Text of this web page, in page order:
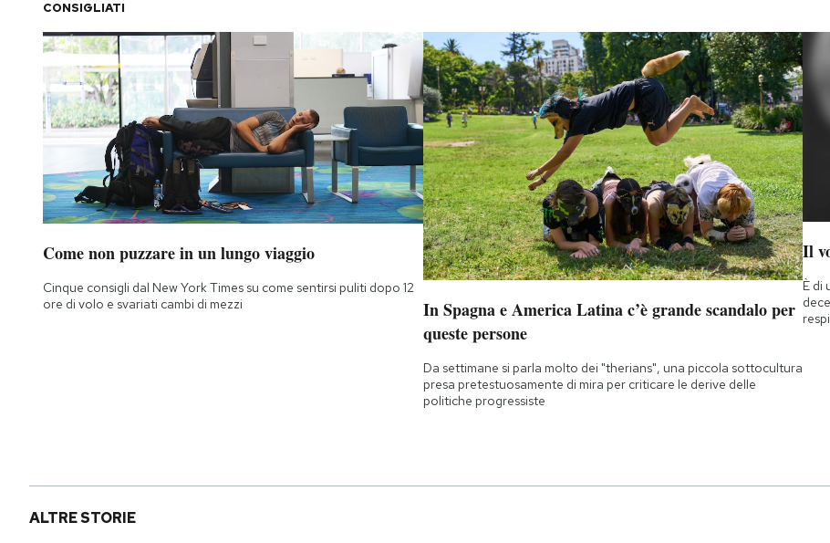
CONSIGLIATI
Come non puzzare in un lungo viaggio
Cinque consigli dal New York Times su come sentirsi puliti dopo 12
ore di volo e svariati cambi di mezzi
In Spagna e America Latina c’è grande scandalo per
queste persone
Da settimane si parla molto dei "therians", una piccola sottocultura
presa pretestuosamente di mira per criticare le derive delle
politiche progressiste
Il
È di
ALTRE STORIE